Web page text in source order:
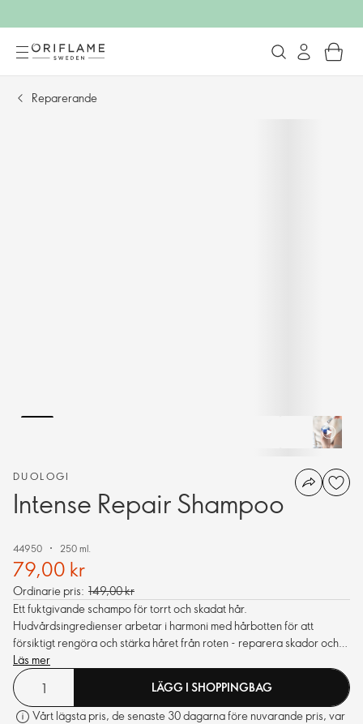
Reparerande
DUOLOGI
Intense Repair Shampoo
44950 250 ml.
79,00 kr
Ordinarie pris: 149,00 kr
Ett fuktgivande schampo för torrt och skadat hår.
Hudvårdsingredienser arbetar i harmoni med hårbotten för att
försiktigt rengöra och stärka håret från roten - reparera skador och
minska hårbrott.
Läs mer
LÄGG I SHOPPINGBAG
Vårt lägsta pris, de senaste 30 dagarna före nuvarande pris, var